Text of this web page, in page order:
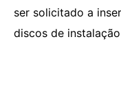
ser solicitado a
discos de